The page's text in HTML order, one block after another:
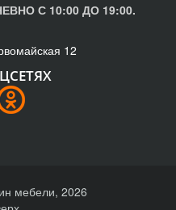
С 10:00 ДО 19:00.
12
мебели, 2026